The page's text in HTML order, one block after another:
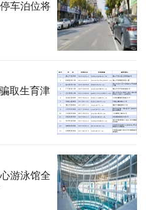
车泊位将
取生育津
游泳馆全